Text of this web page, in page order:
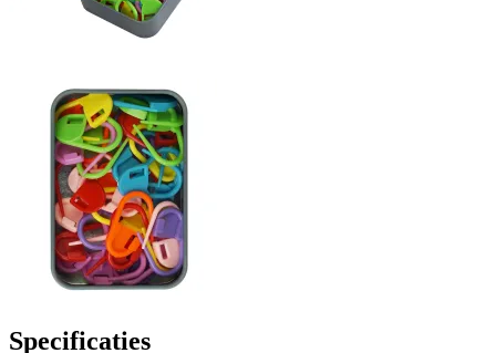
Specificaties